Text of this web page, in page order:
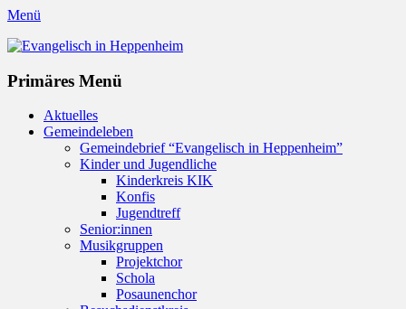
Menü
Evangelisch in Heppenheim
Primäres Menü
Zum
Inhalt
Aktuelles
Gemeindeleben
Gemeindebrief “Evangelisch in Heppenheim”
Kinder und Jugendliche
Kinderkreis KIK
Konfis
Jugendtreff
Senior:innen
Musikgruppen
Projektchor
Schola
Posaunenchor